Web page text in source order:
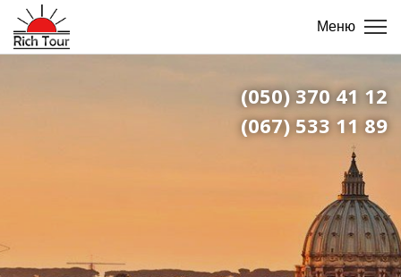
Меню
(050) 370 41 12
(067) 533 11 89